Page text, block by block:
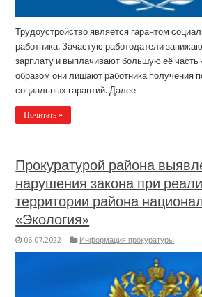
Трудоустройство является гарантом
работника. Зачастую работодатели
зарплату и выплачивают большую её часть
образом они лишают работника получения
социальных гарантий. Далее…
Почитать »
Прокуратурой района
нарушения закона при
территории района
«Экология»
06.07.2022 Информация прокуратуры